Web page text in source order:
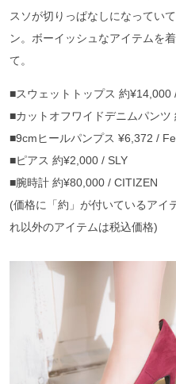
スソが切りっぱなしになってい
ン。ボーイッシュなアイテムを
て。
■スウェットトップス 約¥14,000
■カットオフワイドデニムパン
■9cmヒールパンプス ¥6,372 /
■ピアス 約¥2,000 / SLY
■腕時計 約¥80,000 / CITIZEN
(価格に「約」が付いているアイ
れ以外のアイテムは税込価格)